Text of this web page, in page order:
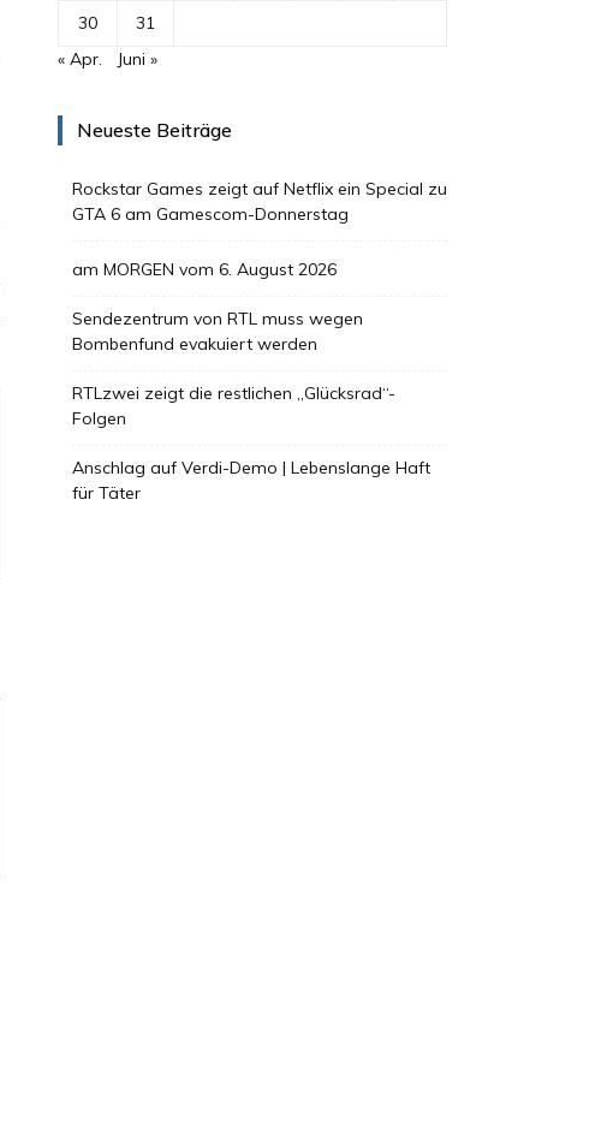
30
31
« Apr.
Juni »
Neueste Beiträge
Rockstar Games zeigt auf Netflix ein Special zu
GTA 6 am Gamescom-Donnerstag
am MORGEN vom 6. August 2026
Sendezentrum von RTL muss wegen
Bombenfund evakuiert werden
RTLzwei zeigt die restlichen „Glücksrad“-
Folgen
Anschlag auf Verdi-Demo | Lebenslange Haft
für Täter